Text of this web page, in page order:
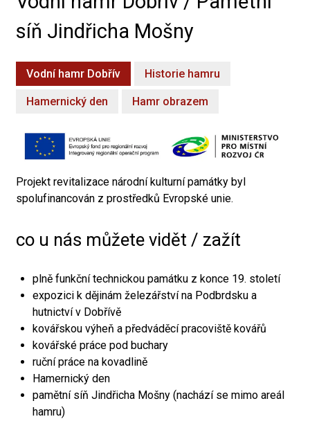
síň Jindřicha Mošny
Vodní hamr Dobřív Historie hamru
Hamernický den Hamr obrazem
Projekt revitalizace národní kulturní památky byl
spolufinancován z prostředků Evropské unie.
co u nás můžete vidět / zažít
plně funkční technickou památku z konce 19. století
expozici k dějinám železářství na Podbrdsku a
hutnictví v Dobřívě
kovářskou výheň a předváděcí pracoviště kovářů
kovářské práce pod buchary
ruční práce na kovadlině
Hamernický den
pamětní síň Jindřicha Mošny (nachází se mimo areál
hamru)